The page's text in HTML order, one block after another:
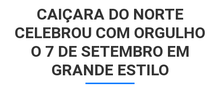
CAIÇARA DO NORTE
CELEBROU COM ORGULHO
O 7 DE SETEMBRO EM
GRANDE ESTILO